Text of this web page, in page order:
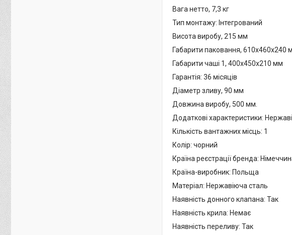
Вага нетто, 7,3 кг
Тип монтажу: Інтегрований
Висота виробу, 215 мм
Габарити паковання, 610х460х240
Габарити чаші 1, 400х450х210 мм
Гарантія: 36 місяців
Діаметр зливу, 90 мм
Довжина виробу, 500 мм.
Додаткові характеристики:
Кількість вантажних місць: 1
Колір: чорний
Країна реєстрації бренда:
Країна-виробник: Польща
Матеріал: Нержавіюча сталь
Наявність донного клапана: Так
Наявність крила: Немає
Наявність переливу: Так